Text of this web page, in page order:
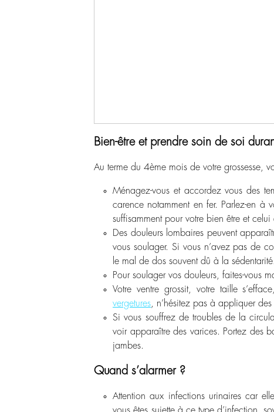
Bien-être et prendre soin de soi
Au terme du 4ème mois de votre grossesse,
Ménagez-vous et accordez vous des
carence notamment en fer. Parlez-en
suffisamment pour votre bien être et
Des douleurs lombaires peuvent
vous soulager. Si vous n’avez pas de
le mal de dos souvent dû à la sédentarité.
Pour soulager vos douleurs, faites-vous
Votre ventre grossit, votre taille
vergetures , n’hésitez pas à appliquer des
Si vous souffrez de troubles de la
voir apparaître des varices. Portez des
jambes.
Quand s’alarmer ?
Attention aux infections urinaires car